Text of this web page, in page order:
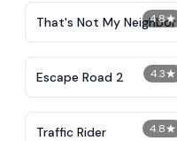
4.8★
That's Not My Neighbor
4.3★
Escape Road 2
4.8★
Traffic Rider